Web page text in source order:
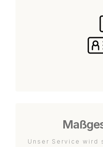
Unser Service wird